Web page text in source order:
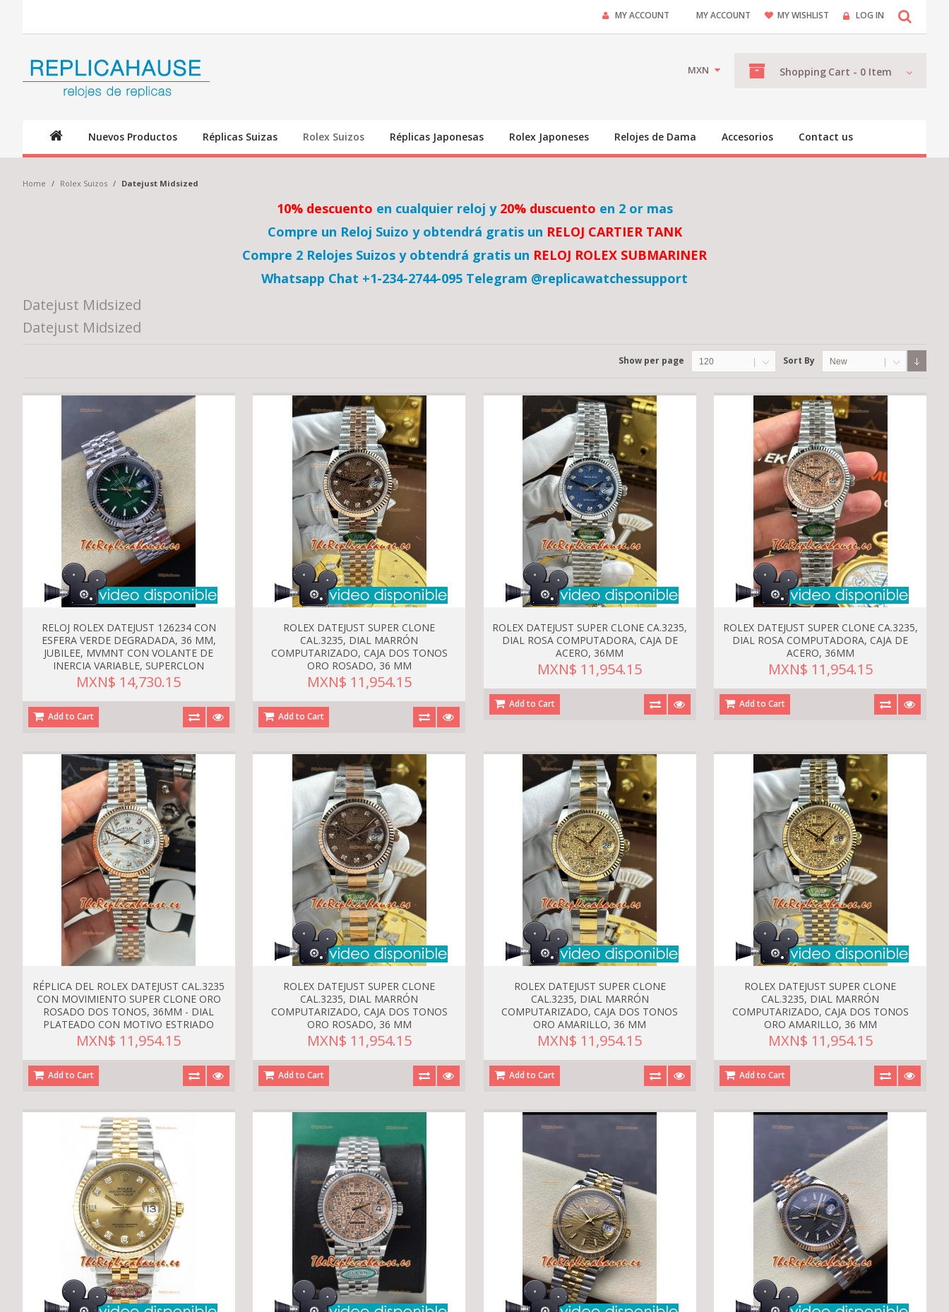
MY ACCOUNT MY ACCOUNT MY WISHLIST LOG IN
Shopping Cart - 0 Item
MXN
Nuevos Productos Réplicas Suizas Rolex Suizos Réplicas Japonesas Rolex Japoneses Relojes de Dama Accesorios Contact us
Home / Rolex Suizos / Datejust Midsized
10% descuento en cualquier reloj y 20% duscuento en 2 or mas
Compre un Reloj Suizo y obtendrá gratis un RELOJ CARTIER TANK
Compre 2 Relojes Suizos y obtendrá gratis un RELOJ ROLEX SUBMARINER
Whatsapp Chat +1-234-2744-095 Telegram @replicawatchessupport
Datejust Midsized
Datejust Midsized
Sort By New
Show per page 120
RELOJ ROLEX DATEJUST 126234 CON
ESFERA VERDE DEGRADADA, 36 MM,
JUBILEE, MVMNT CON VOLANTE DE
INERCIA VARIABLE, SUPERCLON
MXN$ 14,730.15
Add to Cart
ROLEX DATEJUST SUPER CLONE
CAL.3235, DIAL MARRÓN
COMPUTARIZADO, CAJA DOS TONOS
ORO ROSADO, 36 MM
MXN$ 11,954.15
Add to Cart
ROLEX DATEJUST SUPER CLONE CA.3235,
DIAL ROSA COMPUTADORA, CAJA DE
ACERO, 36MM
MXN$ 11,954.15
Add to Cart
ROLEX DATEJUST SUPER CLONE CA.3235,
DIAL ROSA COMPUTADORA, CAJA DE
ACERO, 36MM
MXN$ 11,954.15
Add to Cart
RÉPLICA DEL ROLEX DATEJUST CAL.3235
CON MOVIMIENTO SUPER CLONE ORO
ROSADO DOS TONOS, 36MM - DIAL
PLATEADO CON MOTIVO ESTRIADO
MXN$ 11,954.15
Add to Cart
ROLEX DATEJUST SUPER CLONE
CAL.3235, DIAL MARRÓN
COMPUTARIZADO, CAJA DOS TONOS
ORO ROSADO, 36 MM
MXN$ 11,954.15
Add to Cart
ROLEX DATEJUST SUPER CLONE
CAL.3235, DIAL MARRÓN
COMPUTARIZADO, CAJA DOS TONOS
ORO AMARILLO, 36 MM
MXN$ 11,954.15
Add to Cart
ROLEX DATEJUST SUPER CLONE
CAL.3235, DIAL MARRÓN
COMPUTARIZADO, CAJA DOS TONOS
ORO AMARILLO, 36 MM
MXN$ 11,954.15
Add to Cart